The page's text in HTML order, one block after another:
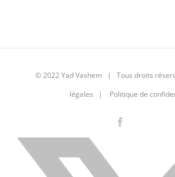
© 2022 Yad Vashem | Tous droits
légales | Politique de
X